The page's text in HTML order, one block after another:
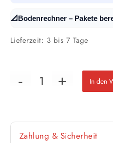
📐Bodenrechner – Pakete
Lieferzeit: 3 bis 7 Tage
In den
Zahlung & Sicherheit